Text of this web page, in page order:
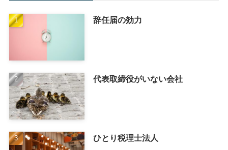
辞任届の効力
代表取締役がいない会社
ひとり税理士法人